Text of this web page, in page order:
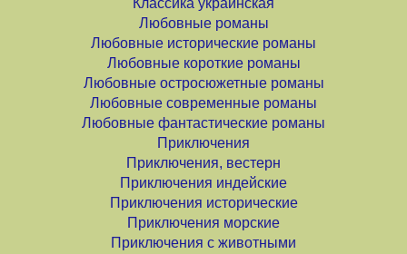
Классика украинская
Любовные романы
Любовные исторические романы
Любовные короткие романы
Любовные остросюжетные романы
Любовные современные романы
Любовные фантастические романы
Приключения
Приключения, вестерн
Приключения индейские
Приключения исторические
Приключения морские
Приключения с животными